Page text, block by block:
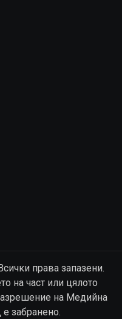
права запазени.
на част или цялото
на Медийна
забранено.